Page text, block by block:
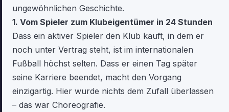
ungewöhnlichen Geschichte.
1. Vom Spieler zum Klubeigentümer in 24 Stunden
Dass ein aktiver Spieler den Klub kauft, in dem er
noch unter Vertrag steht, ist im internationalen
Fußball höchst selten. Dass er einen Tag später
seine Karriere beendet, macht den Vorgang
einzigartig. Hier wurde nichts dem Zufall überlassen
– das war Choreografie.